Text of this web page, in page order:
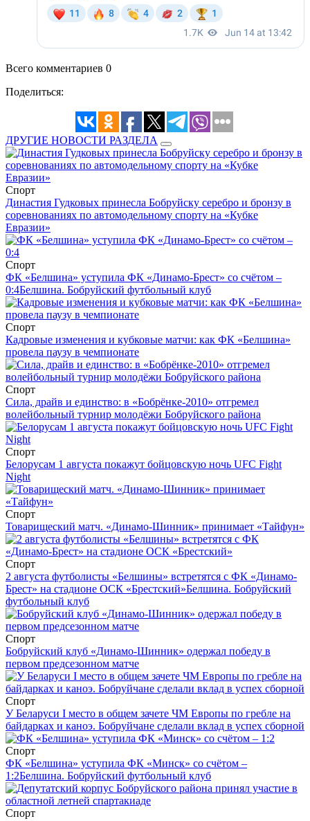
Всего комментариев 0
Поделиться:
ДРУГИЕ НОВОСТИ РАЗДЕЛА
Спорт
Династия Гудковых принесла Бобруйску серебро и бронзу в
соревнованиях по автомодельному спорту на «Кубке
Евразии»
Спорт
ФК «Белшина» уступила ФК «Динамо-Брест» со счётом –
0:4Белшина. Бобруйский футбольный клуб
Спорт
Кадровые изменения и кубковые матчи: как ФК «Белшина»
провела паузу в чемпионате
Спорт
Сила, драйв и единство: в «Бобрёнке-2010» отгремел
волейбольный турнир молодёжи Бобруйского района
Спорт
Белорусам 1 августа покажут бойцовскую ночь UFC Fight
Night
Спорт
Товарищеский матч. «Динамо-Шинник» принимает «Тайфун»
Спорт
2 августа футболисты «Белшины» встретятся с ФК «Динамо-
Брест» на стадионе ОСК «Брестский»Белшина. Бобруйский
футбольный клуб
Спорт
Бобруйский клуб «Динамо-Шинник» одержал победу в
первом предсезонном матче
Спорт
У Беларуси I место в общем зачете ЧМ Европы по гребле на
байдарках и каноэ. Бобруйчане сделали вклад в успех сборной
Спорт
ФК «Белшина» уступила ФК «Минск» со счётом –
1:2Белшина. Бобруйский футбольный клуб
Спорт